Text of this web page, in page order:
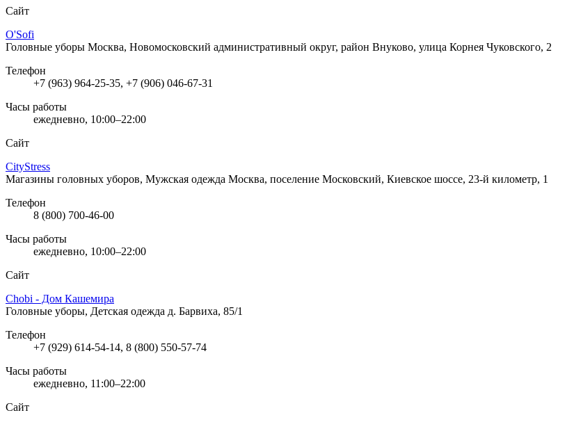
Сайт
O'Sofi
Головные уборы Москва, Новомосковский административный округ, район Внуково, улица Корнея Чуковского, 2
Телефон
+7 (963) 964-25-35, +7 (906) 046-67-31
Часы работы
ежедневно, 10:00–22:00
Сайт
CityStress
Магазины головных уборов, Мужская одежда Москва, поселение Московский, Киевское шоссе, 23-й километр, 1
Телефон
8 (800) 700-46-00
Часы работы
ежедневно, 10:00–22:00
Сайт
Chobi - Дом Кашемира
Головные уборы, Детская одежда д. Барвиха, 85/1
Телефон
+7 (929) 614-54-14, 8 (800) 550-57-74
Часы работы
ежедневно, 11:00–22:00
Сайт